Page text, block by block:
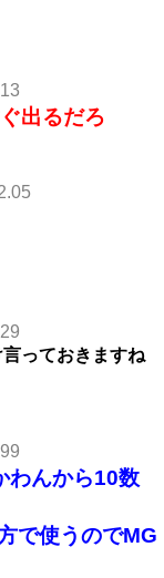
出るだろ
っておきますね
わんから10数
で使うのでMG